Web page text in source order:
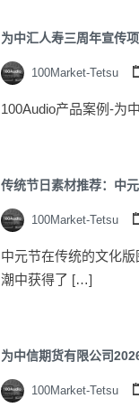
为中汇人寿三周年宣传
100Market-Tetsu
100Audio产品案例-为
传统节日素材推荐：中
100Market-Tetsu
中元节在传统的文化
潮中获得了 […]
为中信期货有限公司
100Market-Tetsu